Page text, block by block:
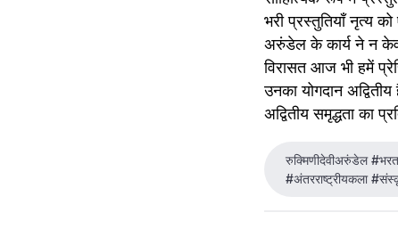
भरी प्रस्तुतियाँ नृत्य
अरुंडेल के कार्य ने न
विरासत आज भी हमें
उनका योगदान
अद्वितीय समृद्धता का
रुक्मिणीदेवीअरुंडेल
#अंतरराष्ट्रीयकला